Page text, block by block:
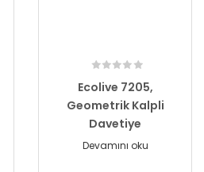
Ecolive 7205,
Geometrik Kalpli
Davetiye
Devamını oku